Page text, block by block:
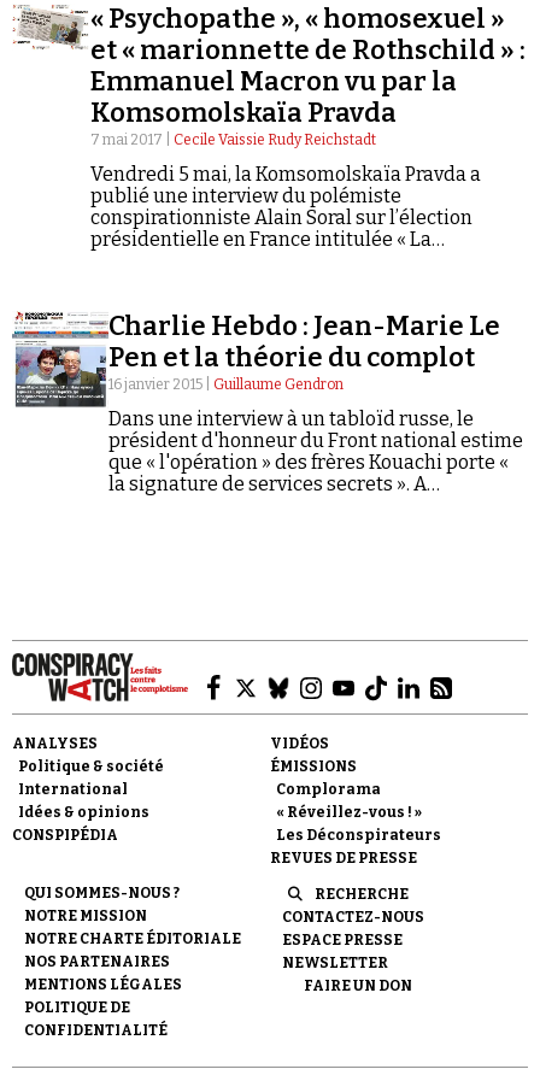
Faire un don
Demander à Vera
« Psychopathe », « homosexuel »
et « marionnette de Rothschild » :
Emmanuel Macron vu par la
Komsomolskaïa Pravda
7 mai 2017 | Cecile Vaissie Rudy Reichstadt
Vendredi 5 mai, la Komsomolskaïa Pravda a
publié une interview du polémiste
conspirationniste Alain Soral sur l’élection
présidentielle en France intitulée « La
psychopathe typique ».
Charlie Hebdo : Jean-Marie Le
Pen et la théorie du complot
16 janvier 2015 | Guillaume Gendron
Dans une interview à un tabloïd russe, le
président d'honneur du Front national estime
que « l'opération » des frères Kouachi porte «
la signature de services secrets ». A
ANALYSES
Politique & société
International
Idées & opinions
CONSPIPÉDIA
VIDÉOS
ÉMISSIONS
Complorama
« Réveillez-vous ! »
Les Déconspirateurs
REVUES DE PRESSE
QUI SOMMES-NOUS ?
NOTRE MISSION
NOTRE CHARTE ÉDITORIALE
NOS PARTENAIRES
MENTIONS LÉGALES
POLITIQUE DE
CONFIDENTIALITÉ
RECHERCHE
CONTACTEZ-NOUS
ESPACE PRESSE
NEWSLETTER
FAIRE UN DON